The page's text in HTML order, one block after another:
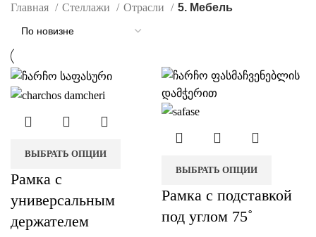
Главная Стеллажи Отрасли 5. Мебель
ВЫБРАТЬ ОПЦИИ
Рамка с
универсальным
держателем
ВЫБРАТЬ ОПЦИИ
Рамка с подставкой
под углом 75˚